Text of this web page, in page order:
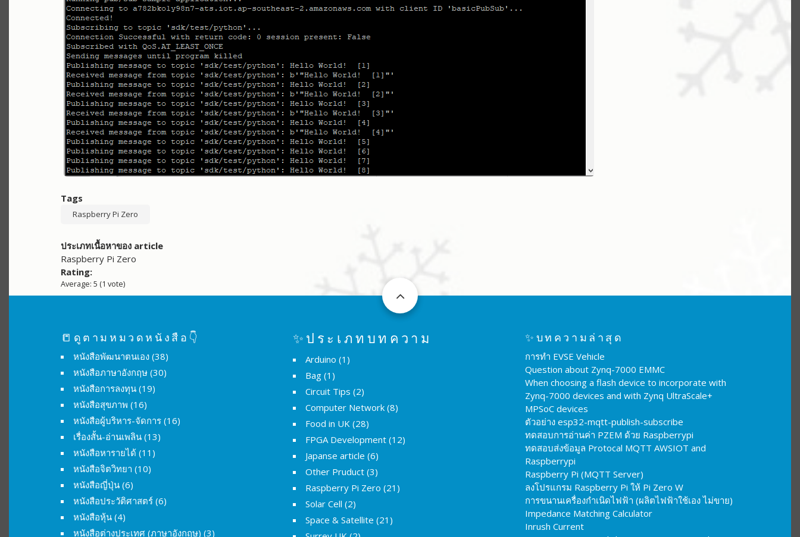
Tags
Raspberry Pi Zero
ประเภทเนื้อหาของ article
Raspberry Pi Zero
Rating
Average: 5 (1 vote)
📒ดูตามหมวดหนังสือ👇
หนังสือพัฒนาตนเอง (38)
หนังสือภาษาอังกฤษ (30)
หนังสือการลงทุน (19)
หนังสือสุขภาพ (16)
หนังสือผู้บริหาร-จัดการ (16)
เรื่องสั้น-อ่านเพลิน (13)
หนังสือหารายได้ (11)
หนังสือจิตวิทยา (10)
หนังสือญี่ปุ่น (6)
หนังสือประวัติศาสตร์ (6)
หนังสือหุ้น (4)
หนังสือต่างประเทศ (ภาษาอังกฤษ) (3)
✨ประเภทบทความ
Arduino (1)
Bag (1)
Circuit Tips (2)
Computer Network (8)
Food in UK (28)
FPGA Development (12)
Japanse article (6)
Other Pruduct (3)
Raspberry Pi Zero (21)
Solar Cell (2)
Space & Satellite (21)
✨บทความล่าสุด
การทำ EVSE Vehicle
Question about Zynq-7000 EMMC
When choosing a flash device to incorporate with
Zynq-7000 devices and with Zynq UltraScale+
MPSoC devices
ตัวอย่าง esp32-mqtt-publish-subscribe
ทดสอบการอ่านค่า PZEM ด้วย Raspberrypi
ทดสอบส่งข้อมูล Protocal MQTT AWSIOT and
Raspberrypi
Raspberry Pi (MQTT Server)
ลงโปรแกรม Raspberry Pi ให้ Pi Zero W
การขนานเครื่องกำเนิดไฟฟ้า (ผลิตไฟฟ้าใช้เอง ไม่ขาย)
Impedance Matching Calculator
Inrush Current